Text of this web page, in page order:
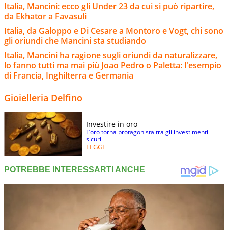
Italia, Mancini: ecco gli Under 23 da cui si può ripartire,
da Ekhator a Favasuli
Italia, da Galoppo e Di Cesare a Montoro e Vogt, chi sono
gli oriundi che Mancini sta studiando
Italia, Mancini ha ragione sugli oriundi da naturalizzare,
lo fanno tutti ma mai più Joao Pedro o Paletta: l'esempio
di Francia, Inghilterra e Germania
Gioielleria Delfino
Investire in oro
L’oro torna protagonista tra gli investimenti
sicuri
LEGGI